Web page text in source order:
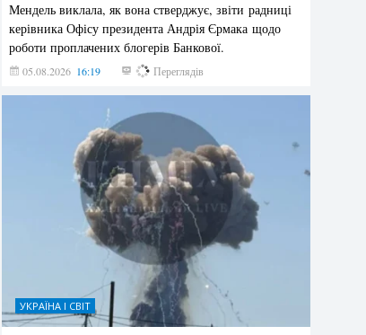
Мендель виклала, як вона стверджує, звіти радниці
керівника Офісу президента Андрія Єрмака щодо
роботи проплачених блогерів Банкової.
05.08.2026 16:19 193 Переглядів
УКРАЇНА І СВІТ